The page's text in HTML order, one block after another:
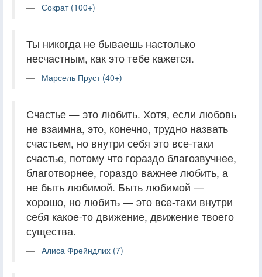
Сократ (100+)
Ты никогда не бываешь настолько
несчастным, как это тебе кажется.
Марсель Пруст (40+)
Счастье — это любить. Хотя, если любовь
не взаимна, это, конечно, трудно назвать
счастьем, но внутри себя это все-таки
счастье, потому что гораздо благозвучнее,
благотворнее, гораздо важнее любить, а
не быть любимой. Быть любимой —
хорошо, но любить — это все-таки внутри
себя какое-то движение, движение твоего
существа.
Алиса Фрейндлих (7)